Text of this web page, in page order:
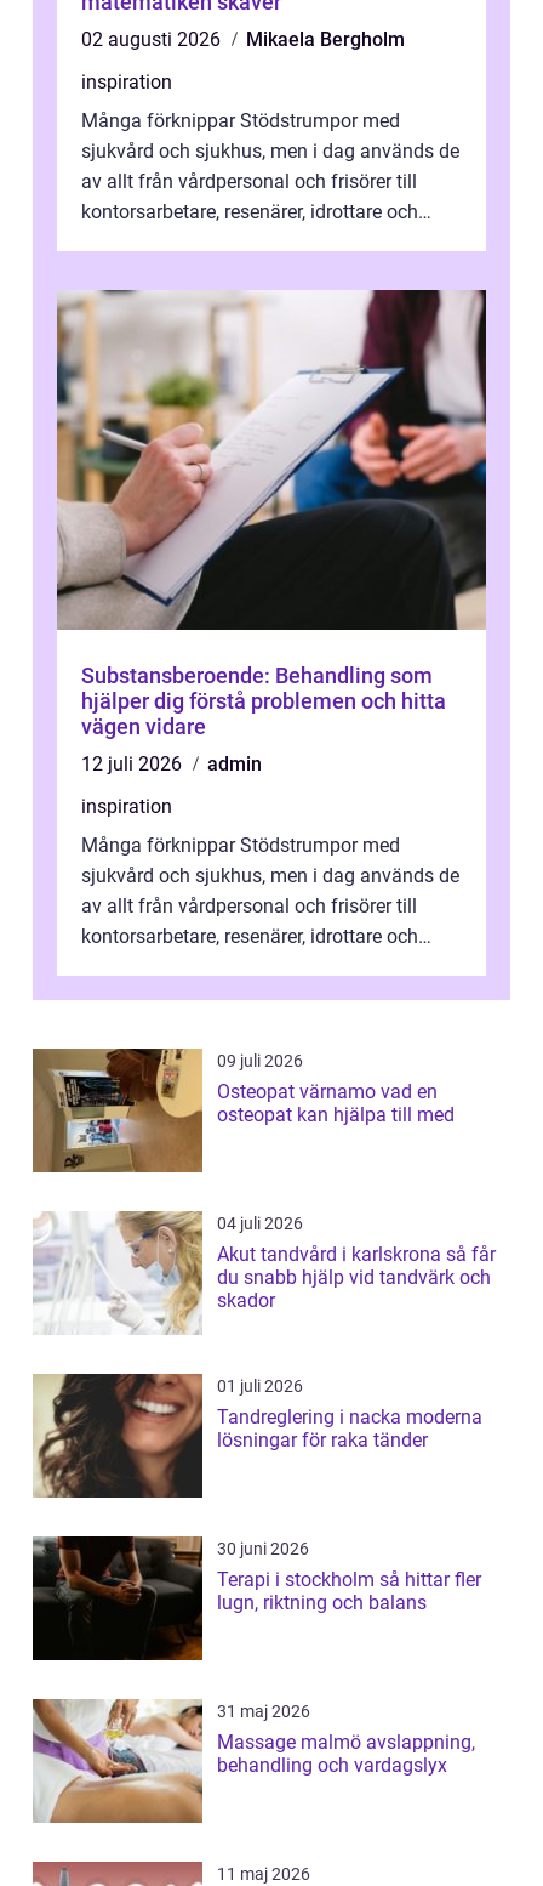
02 augusti 2026
Mikaela Bergholm
inspiration
Många förknippar Stödstrumpor med
sjukvård och sjukhus, men i dag används de
av allt från vårdpersonal och frisörer till
kontorsarbetare, resenärer, idrottare och
Substansberoende: Behandling som
hjälper dig förstå problemen och hitta
vägen vidare
12 juli 2026
admin
inspiration
Många förknippar Stödstrumpor med
sjukvård och sjukhus, men i dag används de
av allt från vårdpersonal och frisörer till
kontorsarbetare, resenärer, idrottare och
09 juli 2026
Osteopat värnamo vad en
osteopat kan hjälpa till med
04 juli 2026
Akut tandvård i karlskrona så får
du snabb hjälp vid tandvärk och
skador
01 juli 2026
Tandreglering i nacka moderna
lösningar för raka tänder
30 juni 2026
Terapi i stockholm så hittar fler
lugn, riktning och balans
31 maj 2026
Massage malmö avslappning,
behandling och vardagslyx
11 maj 2026